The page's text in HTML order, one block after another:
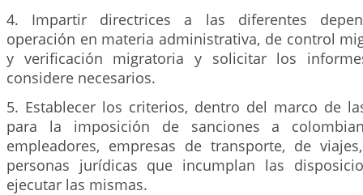
4. Impartir directrices a las diferentes
operación en materia administrativa, de control
y verificación migratoria y solicitar los
considere necesarios.
5. Establecer los criterios, dentro del marco de
para la imposición de sanciones a
empleadores, empresas de transporte, de
personas jurídicas que incumplan las
ejecutar las mismas.